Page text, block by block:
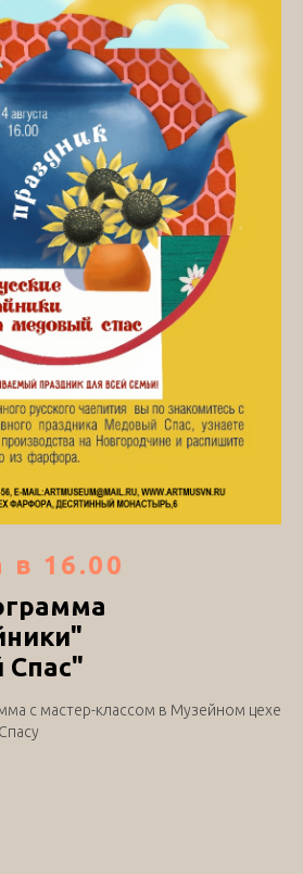
в 16.00
с мастер-классом в Музейном цехе